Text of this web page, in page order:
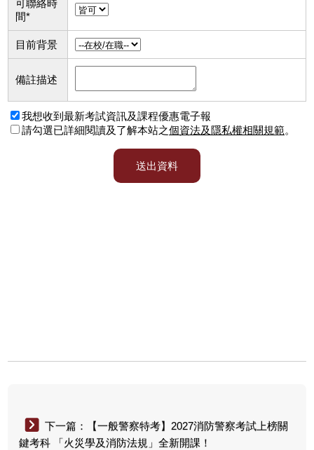
下一篇：【一般警察特考】2027消防警察考試上榜關
鍵考科 「火災學及消防法規」全新開課！